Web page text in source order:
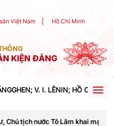
Việt Nam
Hồ Chí Minh
KIỆN ĐẢNG
V. I. LÊNIN; HỒ CHÍ
khai mạc Hội nghị Trung ương